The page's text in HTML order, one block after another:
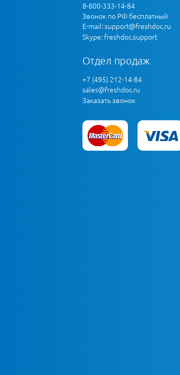
8-800-333-14-84
Звонок по РФ бесплатный
E-mail:support@freshdoc.ru
Skype: freshdoc.support
Отдел продаж
+7 (495) 212-14-84
sales@freshdoc.ru
Заказать звонок